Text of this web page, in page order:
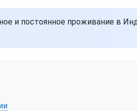
и постоянное проживание в